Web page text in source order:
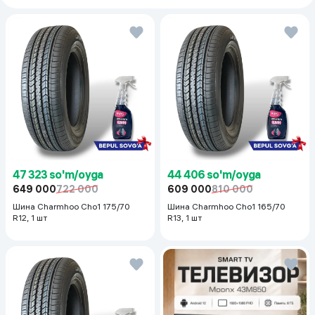
47 323 so'm/oyga
649 000722 000
Шина Charmhoo Cho1 175/70
R12, 1 шт
44 406 so'm/oyga
609 000810 000
Шина Charmhoo Cho1 165/70
R13, 1 шт